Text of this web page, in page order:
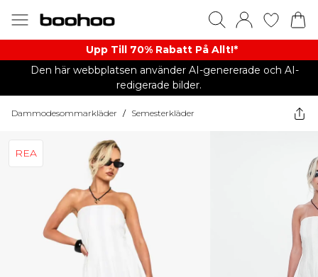
Upp Till 70% Rabatt På Allt!*
Den här webbplatsen använder AI-genererade och AI-
redigerade bilder.
Dammodesommarkläder / Semesterkläder
REA